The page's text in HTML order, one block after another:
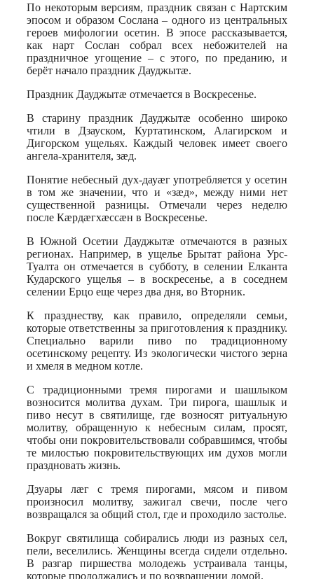
По некоторым версиям, праздник связан с Нартским
эпосом и образом Сослана – одного из центральных
героев мифологии осетин. В эпосе рассказывается,
как нарт Сослан собрал всех небожителей на
праздничное угощение – с этого, по преданию, и
берёт начало праздник Дауджытæ.
Праздник Дауджытæ отмечается в Воскресенье.
В старину праздник Дауджытæ особенно широко
чтили в Дзауском, Куртатинском, Алагирском и
Дигорском ущельях. Каждый человек имеет своего
ангела-хранителя, зæд.
Понятие небесный дух-дауæг употребляется у осетин
в том же значении, что и «зæд», между ними нет
существенной разницы. Отмечали через неделю
после Кæрдæгхæссæн в Воскресенье.
В Южной Осетии Дауджытæ отмечаются в разных
регионах. Например, в ущелье Брытат района Урс-
Туалта он отмечается в субботу, в селении Елканта
Кударского ущелья – в воскресенье, а в соседнем
селении Ерцо еще через два дня, во Вторник.
К празднеству, как правило, определяли семьи,
которые ответственны за приготовления к празднику.
Специально варили пиво по традиционному
осетинскому рецепту. Из экологически чистого зерна
и хмеля в медном котле.
С традиционными тремя пирогами и шашлыком
возносится молитва духам. Три пирога, шашлык и
пиво несут в святилище, где возносят ритуальную
молитву, обращенную к небесным силам, просят,
чтобы они покровительствовали собравшимся, чтобы
те милостью покровительствующих им духов могли
праздновать жизнь.
Дзуары лæг с тремя пирогами, мясом и пивом
произносил молитву, зажигал свечи, после чего
возвращался за общий стол, где и проходило застолье.
Вокруг святилища собирались люди из разных сел,
пели, веселились. Женщины всегда сидели отдельно.
В разгар пиршества молодежь устраивала танцы,
которые продолжались и по возвращении домой.